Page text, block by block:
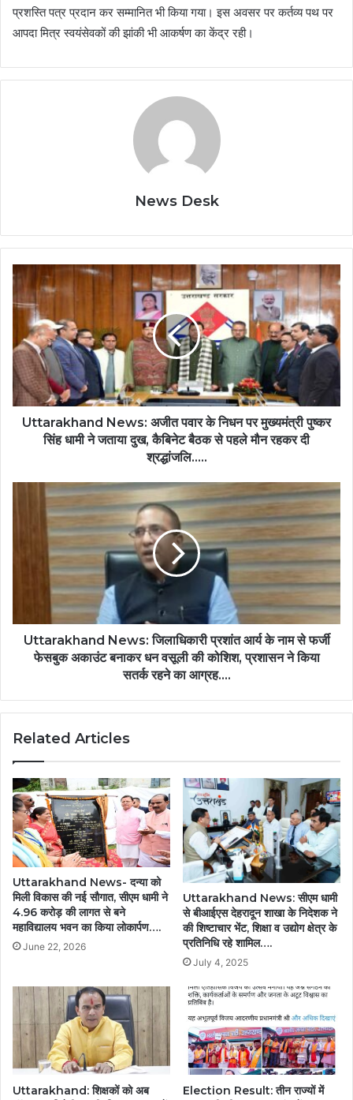
प्रशस्ति पत्र प्रदान कर सम्मानित भी किया गया। इस अवसर पर कर्तव्य पथ पर
आपदा मित्र स्वयंसेवकों की झांकी भी आकर्षण का केंद्र रही।
News Desk
Uttarakhand News: अजीत पवार के निधन पर मुख्यमंत्री पुष्कर
सिंह धामी ने जताया दुख, कैबिनेट बैठक से पहले मौन रहकर दी
श्रद्धांजलि…..
Uttarakhand News: जिलाधिकारी प्रशांत आर्य के नाम से फर्जी
फेसबुक अकाउंट बनाकर धन वसूली की कोशिश, प्रशासन ने किया
सतर्क रहने का आग्रह….
Related Articles
Uttarakhand News- दन्या को
मिली विकास की नई सौगात, सीएम धामी ने
4.96 करोड़ की लागत से बने
महाविद्यालय भवन का किया लोकार्पण….
June 22, 2026
Uttarakhand News: सीएम धामी
से बीआईएस देहरादून शाखा के निदेशक ने
की शिष्टाचार भेंट, शिक्षा व उद्योग क्षेत्र के
प्रतिनिधि रहे शामिल….
July 4, 2025
Uttarakhand: शिक्षकों को अब
Election Result: तीन राज्यों में